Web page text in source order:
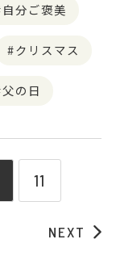
自分ご褒美
クリスマス
父の日
11
NEXT